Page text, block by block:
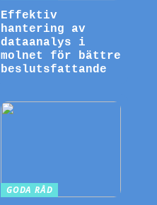
Effektiv
hantering av
dataanalys i
molnet för bättre
beslutsfattande
GODA RÅD